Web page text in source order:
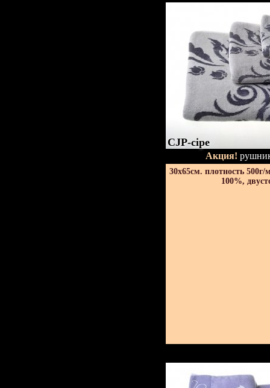
CJP-сіре
Акция!
30х65см. плотность 500г/
100%,